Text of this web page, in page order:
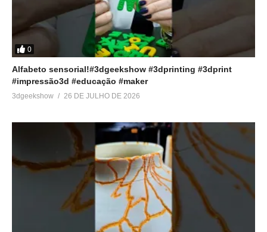
0
Alfabeto sensorial!#3dgeekshow #3dprinting #3dprint
#impressão3d #educação #maker
3dgeekshow 26 DE JULHO DE 2026